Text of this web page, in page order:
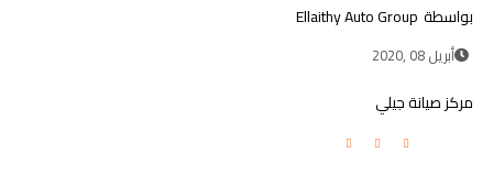
بواسطة Ellaithy Auto Group
أبريل 08 ,2020
مركز صيانة جيلي